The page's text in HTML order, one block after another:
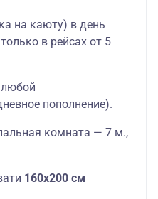
на каюту) в день
в рейсах от 5
пополнение).
комната — 7 м.,
160х200 см